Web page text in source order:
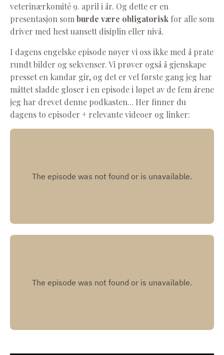
veterinærkomité 9. april i år. Og dette er en
presentasjon som burde være obligatorisk for alle som
driver med hest uansett disiplin eller nivå.
I dagens engelske episode nøyer vi oss ikke med å prate
rundt bilder og sekvenser. Vi prøver også å gjenskape
presset en kandar gir, og det er vel første gang jeg har
måttet sladde gloser i en episode i løpet av de fem årene
jeg har drevet denne podkasten... Her finner du
dagens to episoder + relevante videoer og linker: